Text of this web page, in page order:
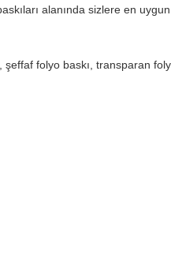
alanında sizlere en
baskes